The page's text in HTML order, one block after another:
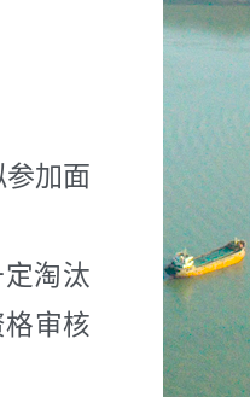
加面
淘汰
审核